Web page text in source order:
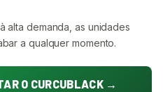
alta demanda, as unidades
a qualquer momento.
O CURCUBLACK →